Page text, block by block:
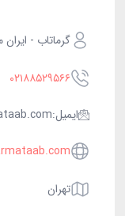
گرماتاب -
۰۲۱۸۸۵۲۹۵۶۶
ایمیل:
تهران